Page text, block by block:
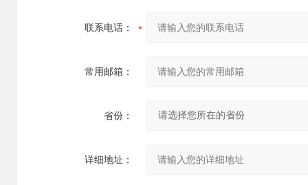
联系电话：
常用邮箱：
省份：
详细地址：